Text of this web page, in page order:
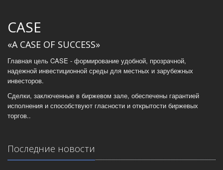
CASE
«A CASE OF SUCCESS»
Главная цель CASE - формирование удобной, прозрачной,
надежной инвестиционной среды для местных и зарубежных
инвесторов.
Сделки, заключенные в биржевом зале, обеспечены гарантией
исполнения и способствуют гласности и открытости биржевых
торгов..
Последние новости